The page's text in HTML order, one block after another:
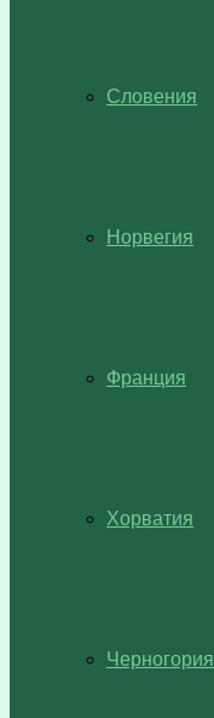
Словения
Норвегия
Франция
Хорватия
Черногория